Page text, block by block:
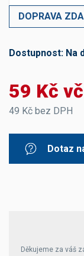
DOPRAVA
Dostupnost: Na
59 Kč
49 Kč bez DPH
Dotaz
Děkujeme za váš